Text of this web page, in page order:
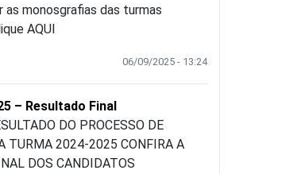
as monosgrafias das turmas
AQUI
06/09/2025 - 13:24
– Resultado Final
DO PROCESSO DE
TURMA 2024-2025 CONFIRA A
DOS CANDIDATOS